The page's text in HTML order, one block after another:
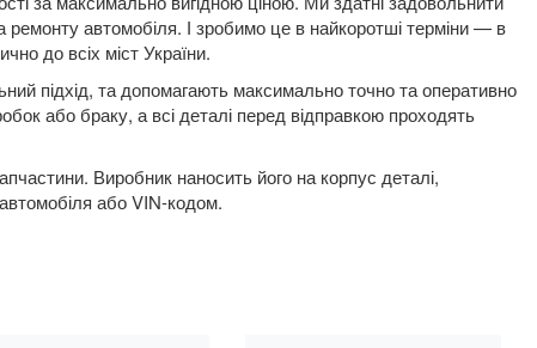
ремонту автомобіля. І зробимо це в найкоротші терміни — в
до всіх міст України.
підхід, та допомагають максимально точно та оперативно
або браку, а всі деталі перед відправкою проходять
Виробник наносить його на корпус деталі,
або VIN-кодом.